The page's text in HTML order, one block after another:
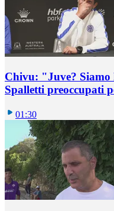
Chivu: "Juve? Siamo
Spalletti preoccupati
01:30